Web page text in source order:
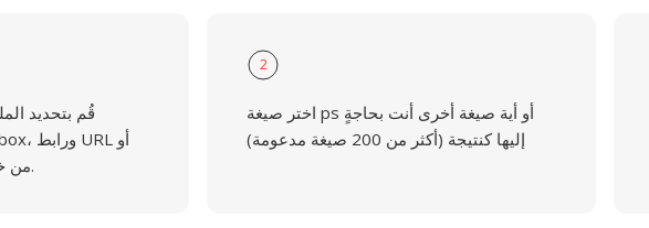
قُم بتحديد
من خلال سحبها إلى الصفحة.
2
اختر صيغة ps أو أية صيغة أخرى أنت بحاجةٍ
إليها كنتيجة (أكثر من 200 صيغة مدعومة)